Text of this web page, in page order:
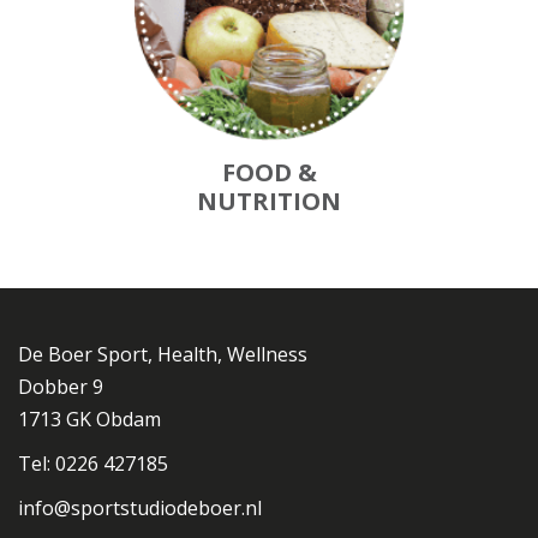
FOOD &
NUTRITION
De Boer Sport, Health, Wellness
Dobber 9
1713 GK Obdam
Tel: 0226 427185
info@sportstudiodeboer.nl